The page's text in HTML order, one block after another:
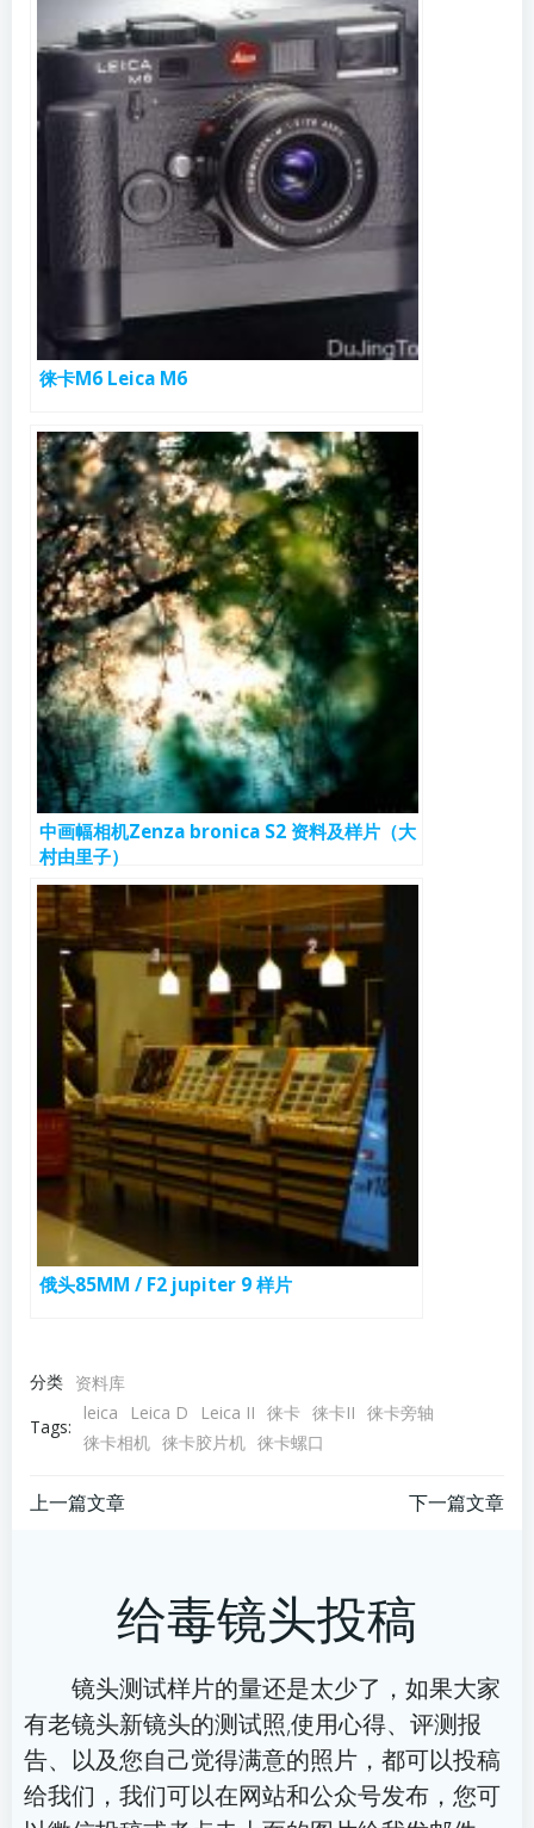
徕卡M6 Leica M6
中画幅相机Zenza bronica S2 资料及样片（大
村由里子）
俄头85MM / F2 jupiter 9 样片
分类 资料库
Tags:
leica Leica D Leica II 徕卡 徕卡II 徕卡旁轴
徕卡相机 徕卡胶片机 徕卡螺口
文
航
上一篇文章
导
航
下一篇文章
给毒镜头投稿
镜头测试样片的量还是太少了，如果大家
有老镜头新镜头的测试照,使用心得、评测报
告、以及您自己觉得满意的照片，都可以投稿
给我们，我们可以在网站和公众号发布，您可